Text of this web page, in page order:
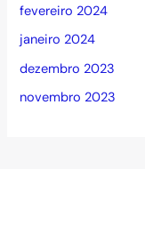
fevereiro 2024
janeiro 2024
dezembro 2023
novembro 2023